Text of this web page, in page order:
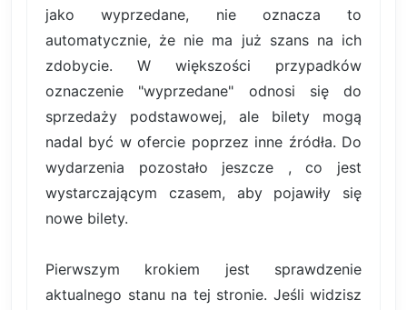
jako wyprzedane, nie oznacza to
automatycznie, że nie ma już szans na ich
zdobycie. W większości przypadków
oznaczenie "wyprzedane" odnosi się do
sprzedaży podstawowej, ale bilety mogą
nadal być w ofercie poprzez inne źródła. Do
wydarzenia pozostało jeszcze , co jest
wystarczającym czasem, aby pojawiły się
nowe bilety.
Pierwszym krokiem jest sprawdzenie
aktualnego stanu na tej stronie. Jeśli widzisz